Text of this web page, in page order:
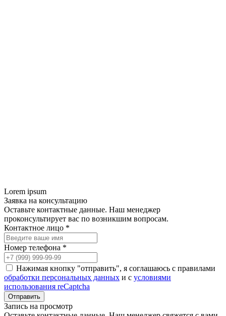
Lorem ipsum
Заявка на консультацию
Оставьте контактные данные. Наш менеджер
проконсультирует вас по возникшим вопросам.
Контактное лицо *
Номер телефона *
Нажимая кнопку "отправить", я соглашаюсь с правилами
обработки персональных данных и с условиями
использования reCaptcha
Запись на просмотр